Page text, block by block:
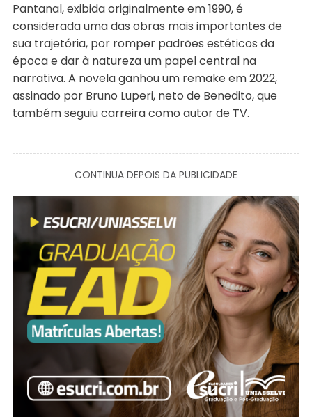
Pantanal, exibida originalmente em 1990, é
considerada uma das obras mais importantes de
sua trajetória, por romper padrões estéticos da
época e dar à natureza um papel central na
narrativa. A novela ganhou um remake em 2022,
assinado por Bruno Luperi, neto de Benedito, que
também seguiu carreira como autor de TV.
CONTINUA DEPOIS DA PUBLICIDADE